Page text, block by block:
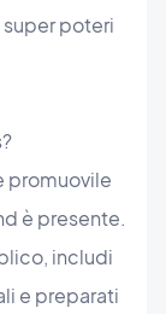
super poteri
promuovile
è presente.
includi
e preparati